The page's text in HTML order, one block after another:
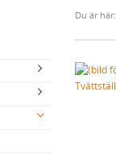
Du är här: